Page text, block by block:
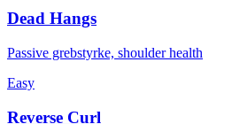
Dead Hangs
Passive grebstyrke, shoulder health
Easy
Reverse Curl